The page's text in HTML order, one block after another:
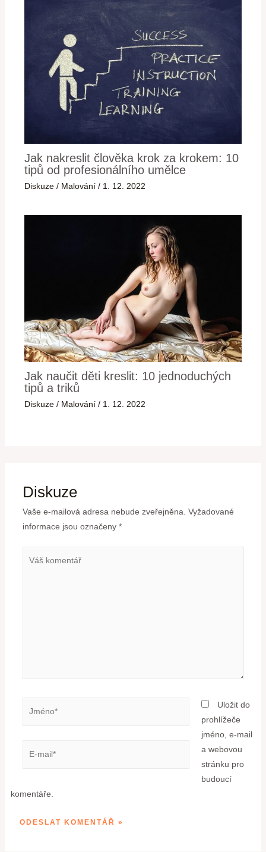
Jak nakreslit člověka krok za krokem: 10
tipů od profesionálního umělce
Diskuze / Malování / 1. 12. 2022
Jak naučit děti kreslit: 10 jednoduchých
tipů a triků
Diskuze / Malování / 1. 12. 2022
Diskuze
Vaše e-mailová adresa nebude zveřejněna. Vyžadované
informace jsou označeny *
Uložit do
prohlížeče
jméno, e-mail
a webovou
stránku pro
budoucí
komentáře.